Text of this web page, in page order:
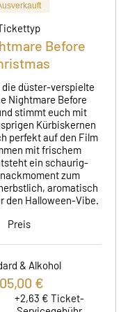
Before
düster-verspielte
Nightmare Before
stimmt euch mit
Kürbiskernen
perfekt auf den Film
mit frischem
ein schaurig-
zum
aromatisch
den Halloween-Vibe.
Preis
& Alkohol
€
+2,63 € Ticket-